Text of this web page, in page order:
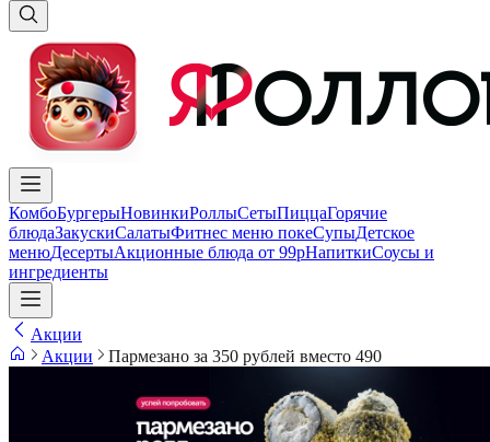
КомбоБургерыНовинкиРоллыСетыПиццаГорячие
блюдаЗакускиСалатыФитнес меню покеСупыДетское
менюДесертыАкционные блюда от 99рНапиткиСоусы и
ингредиенты
Акции
Акции
Пармезано за 350 рублей вместо 490